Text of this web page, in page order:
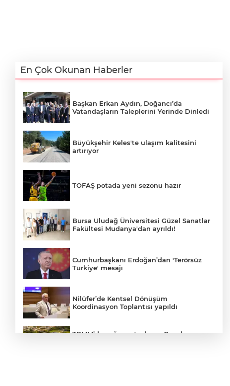
En Çok Okunan Haberler
Başkan Erkan Aydın, Doğancı’da
Vatandaşların Taleplerini Yerinde Dinledi
Büyükşehir Keles'te ulaşım kalitesini
artırıyor
TOFAŞ potada yeni sezonu hazır
Bursa Uludağ Üniversitesi Güzel Sanatlar
Fakültesi Mudanya'dan ayrıldı!
Cumhurbaşkanı Erdoğan’dan 'Terörsüz
Türkiye' mesajı
Nilüfer’de Kentsel Dönüşüm
Koordinasyon Toplantısı yapıldı
TBMM’de yoğun gündem... Çocuk